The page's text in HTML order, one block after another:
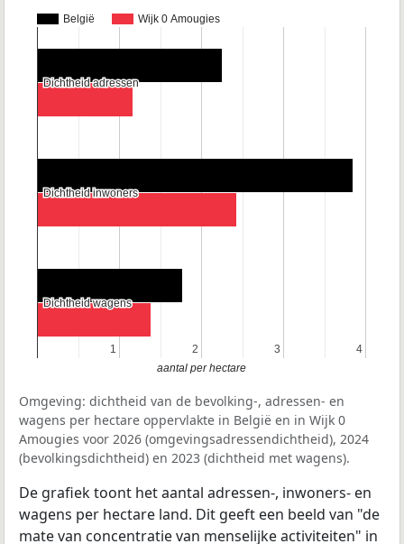
België Wijk 0 Amougies
1
1 2
2 3
3 4
4
Dichtheid adressen
Dichtheid adressen
Dichtheid inwoners
Dichtheid inwoners
Dichtheid wagens
Dichtheid wagens
aantal per hectare
Omgeving: dichtheid van de bevolking-, adressen- en
wagens per hectare oppervlakte in België en in Wijk 0
Amougies voor 2026 (omgevingsadressendichtheid), 2024
(bevolkingsdichtheid) en 2023 (dichtheid met wagens).
De grafiek toont het aantal adressen-, inwoners- en
wagens per hectare land. Dit geeft een beeld van "de
mate van concentratie van menselijke activiteiten" in